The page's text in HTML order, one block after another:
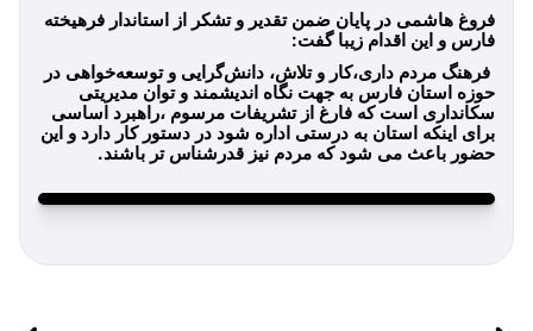
فروغ هاشمی در پایان ضمن تقدیر و تشکر از استاندار فرهیخته
فارس و این اقدام زیبا گفت:
فرهنگ مردم داری،کار و تلاش، دانش‌گرایی و توسعه‌خواهی در
حوزه استان فارس به جهت نگاه اندیشمند و توان مدیریتی
سکانداری است که فارغ از تشریفات مرسوم ،راهبرد اساسی
برای اینکه استان به درستی اداره شود در دستور کار دارد و این
حضور باعث می شود که مردم نیز قدرشناس تر باشند.